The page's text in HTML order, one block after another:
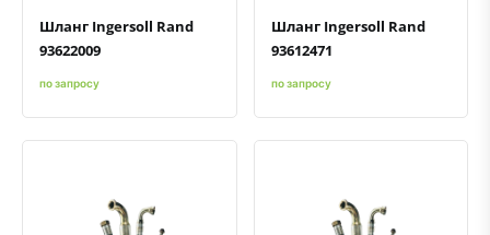
Шланг Ingersoll Rand
93622009
по запросу
Шланг Ingersoll Rand
93612471
по запросу